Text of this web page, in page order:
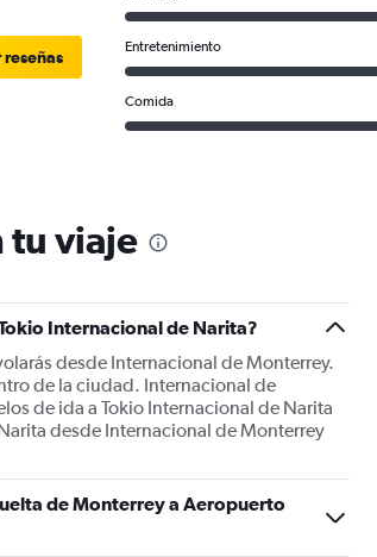
reseñas
Entretenimiento
Comida
tu viaje
Internacional de Narita?
desde Internacional de Monterrey.
de la ciudad. Internacional de
de ida a Tokio Internacional de Narita
desde Internacional de Monterrey
de Monterrey a Aeropuerto